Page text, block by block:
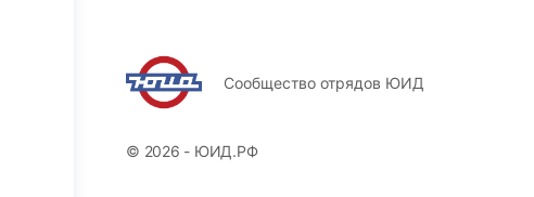
Сообщество отрядов ЮИД
© 2026 - ЮИД.РФ